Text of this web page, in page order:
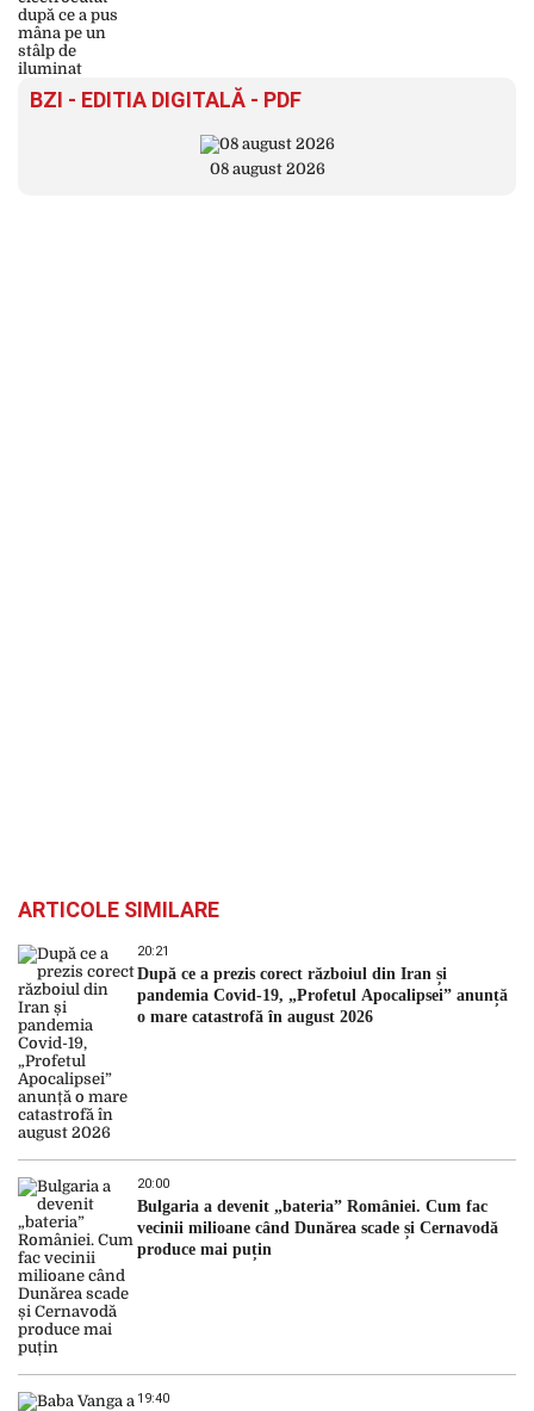
BZI - EDITIA DIGITALĂ - PDF
08 august 2026
ARTICOLE SIMILARE
20:21
După ce a prezis corect războiul din Iran și
pandemia Covid-19, „Profetul Apocalipsei” anunță
o mare catastrofă în august 2026
20:00
Bulgaria a devenit „bateria” României. Cum fac
vecinii milioane când Dunărea scade și Cernavodă
produce mai puțin
19:40